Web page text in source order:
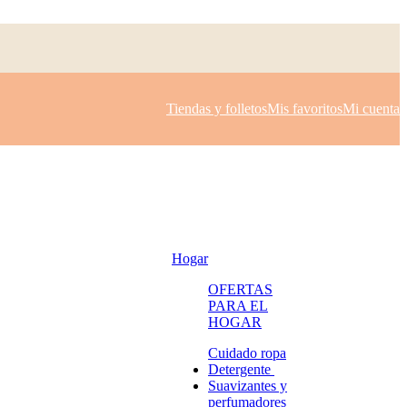
Tiendas y folletosMis favoritosMi cuenta
Hogar
OFERTAS
PARA EL
HOGAR
Cuidado ropa
Detergente
Suavizantes y
perfumadores